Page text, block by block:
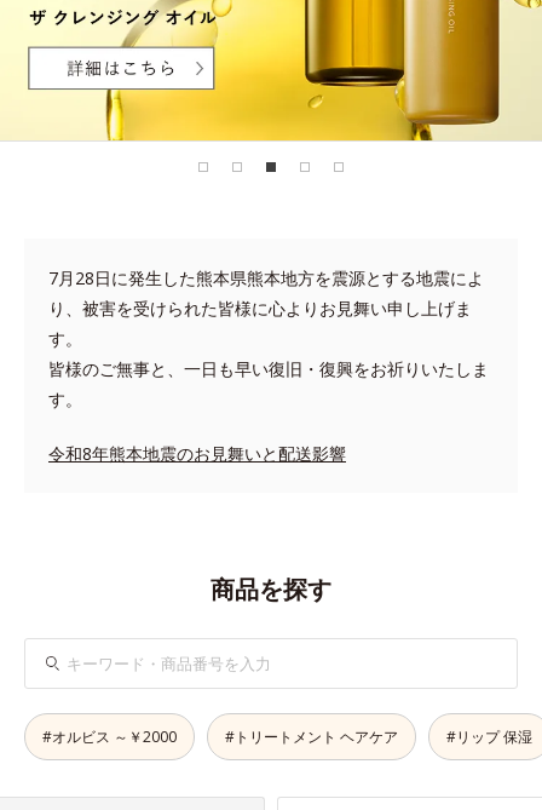
7月28日に発生した熊本県熊本地方を震源とする地震によ
り、被害を受けられた皆様に心よりお見舞い申し上げま
す。
皆様のご無事と、一日も早い復旧・復興をお祈りいたしま
す。
令和8年熊本地震のお見舞いと配送影響
商品を探す
検
索
#オルビス ～￥2000 #トリートメント ヘアケア #リップ 保湿